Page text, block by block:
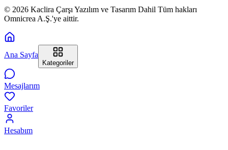
© 2026 Kaclira Çarşı Yazılım ve Tasarım Dahil Tüm hakları
Omnicrea A.Ş.'ye aittir.
Ana Sayfa
Kategoriler
Mesajlarım
Favoriler
Hesabım